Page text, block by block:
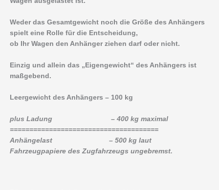
Weder das Gesamtgewicht noch die Größe des Anhängers
spielt eine Rolle für die Entscheidung,
ob Ihr Wagen den Anhänger ziehen darf oder nicht.
Einzig und allein das „Eigengewicht“ des Anhängers ist
maßgebend.
Leergewicht des Anhängers – 100 kg
plus Ladung – 400 kg maximal
======================================
Anhängelast – 500 kg laut
Fahrzeugpapiere des Zugfahrzeugs ungebremst.